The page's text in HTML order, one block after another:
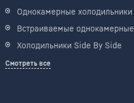
Однокамерные холодильники
Встраиваемые однокамерные
Холодильники Side By Side
Смотреть все